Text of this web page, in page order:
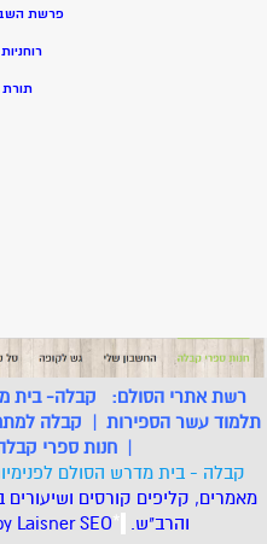
פרשת
רשת אתרי הסולם: קבלה- בית
תלמוד עשר הספירות | קבלה
| חנות ספרי
קבלה - בית מדרש הסולם
מאמרים, קליפים קורסים
והרב"ש. *
LaisnerSEO